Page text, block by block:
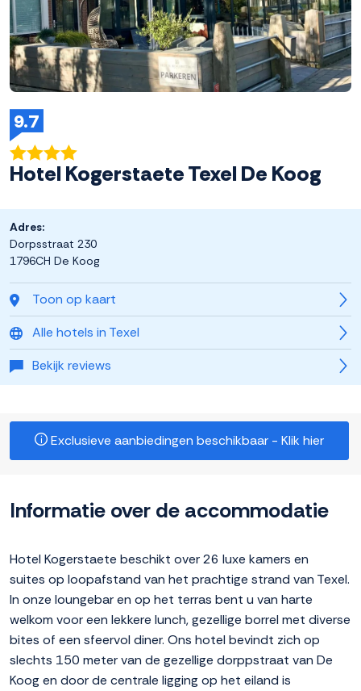
9.7
Hotel Kogerstaete Texel De Koog
Toon op kaart
Alle hotels in Texel
Bekijk reviews
Adres:
Dorpsstraat 230
1796CH De Koog
Exclusieve aanbiedingen beschikbaar - Klik hier
Informatie over de accommodatie
Hotel Kogerstaete beschikt over 26 luxe kamers en
suites op loopafstand van het prachtige strand van Texel.
In onze loungebar en op het terras bent u van harte
welkom voor een lekkere lunch, gezellige borrel met diverse
bites of een sfeervol diner. Ons hotel bevindt zich op
slechts 150 meter van de gezellige dorppstraat van De
Koog en door de centrale ligging op het eiland is